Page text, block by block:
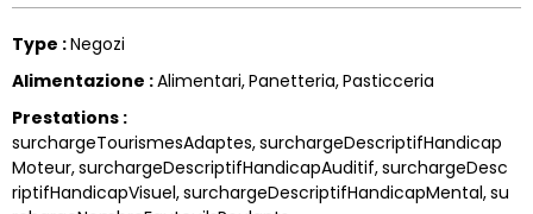
Type :Negozi
Alimentazione :Alimentari Panetteria Pasticceria
Prestations :
surchargeTourismesAdaptes surchargeDescriptifHandicap
Moteur surchargeDescriptifHandicapAuditif surchargeDesc
riptifHandicapVisuel surchargeDescriptifHandicapMental su